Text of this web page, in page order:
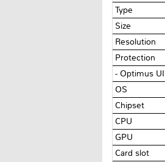
Type
Size
Resolution
Protection
- Optimus
OS
Chipset
CPU
GPU
Card slot